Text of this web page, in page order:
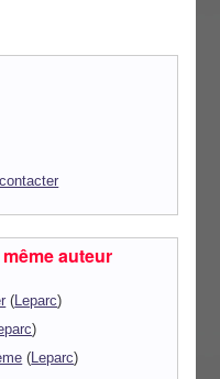
auteur
(Leparc)
)
(Leparc)